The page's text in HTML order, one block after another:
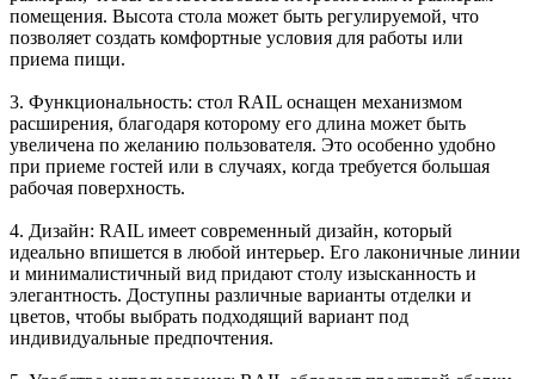
помещения. Высота стола может быть регулируемой, что
позволяет создать комфортные условия для работы или
приема пищи.
3. Функциональность: стол RAIL оснащен механизмом
расширения, благодаря которому его длина может быть
увеличена по желанию пользователя. Это особенно удобно
при приеме гостей или в случаях, когда требуется большая
рабочая поверхность.
4. Дизайн: RAIL имеет современный дизайн, который
идеально впишется в любой интерьер. Его лаконичные линии
и минималистичный вид придают столу изысканность и
элегантность. Доступны различные варианты отделки и
цветов, чтобы выбрать подходящий вариант под
индивидуальные предпочтения.